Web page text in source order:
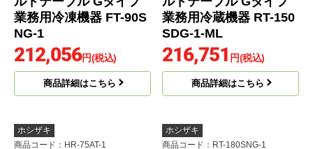
業務用冷蔵庫 Aタイプ
業務用冷蔵機器 HR-63A
-1
211,196円(税込)
テーブル形冷蔵庫 コー
ルドテーブル Gタイプ
業務用冷蔵機器 RT-150
SDG-1
211,276円(税込)
商品詳細はこちら